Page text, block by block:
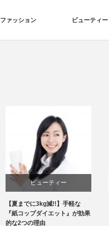
ファッション ビューティー
ビューティー
【夏までに3kg減!!】手軽な
『紙コップダイエット』が効果
的な2つの理由